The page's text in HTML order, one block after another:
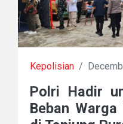
Kepolisian /
Polri Hadir
Beban